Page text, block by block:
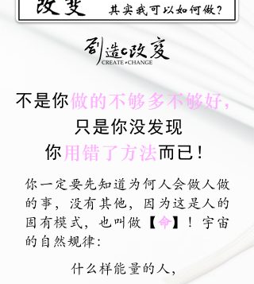
不是你做的不够多不够好 ，
只是你没发现
你 用错了方法而已！
你一定要先知道为何人会做人做
的事，没有其他，
因为这是人的
固有模式，也叫做【命】！宇宙
的自然规律：
什么样能量的人，